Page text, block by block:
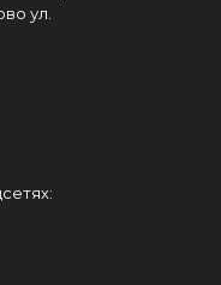
ул.